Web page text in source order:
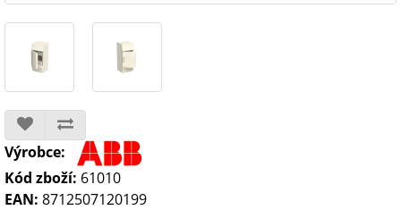
Výrobce:
Kód zboží: 61010
EAN: 8712507120199